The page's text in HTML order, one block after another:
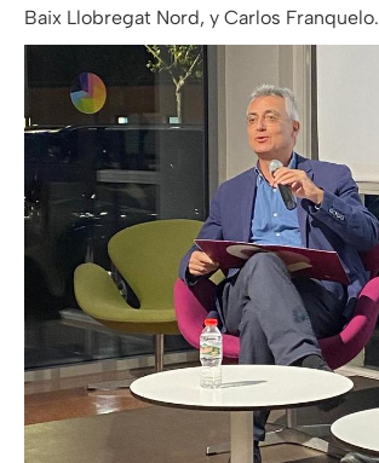
Baix Llobregat Nord, y Carlos Franquelo.